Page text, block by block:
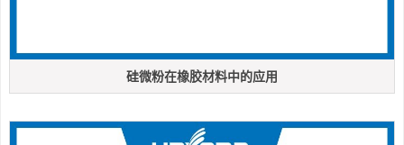
硅微粉在橡胶材料中的应用